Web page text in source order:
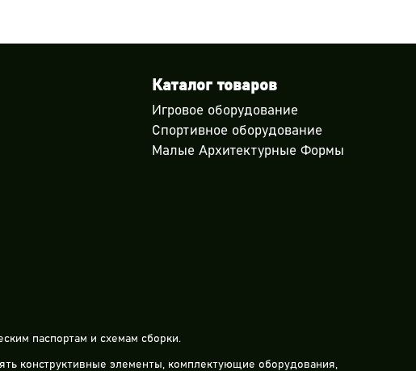
Каталог товаров
Игровое оборудование
Спортивное оборудование
Малые Архитектурные Формы
паспортам и схемам сборки.
конструктивные элементы, комплектующие оборудования,